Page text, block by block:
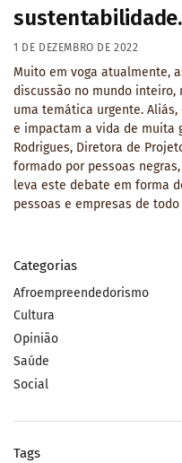
sustentabilidade.
1 DE DEZEMBRO DE 2022
Muito em voga atualmente,
discussão no mundo
uma temática urgente.
e impactam a vida de muita
Rodrigues, Diretora de
formado por pessoas
leva este debate em forma
pessoas e empresas de
Categorias
Afroempreendedorismo
Cultura
Opinião
Saúde
Social
Tags